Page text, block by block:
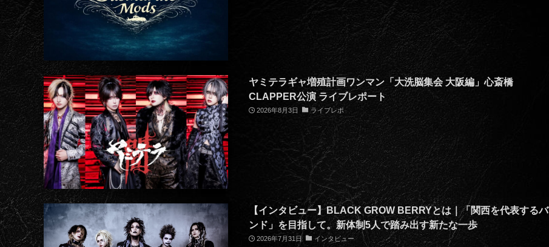
ヤミテラギャ増殖計画ワンマン「大洗脳集会 大阪編」心斎橋
CLAPPER公演 ライブレポート
2026年8月3日 ライブレポ
【インタビュー】BLACK GROW BERRYとは｜「関西を代表するバ
ンド」を目指して。新体制5人で踏み出す新たな一歩
2026年7月31日 インタビュー